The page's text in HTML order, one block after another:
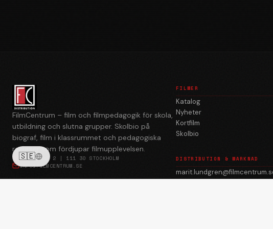
FilmCentrum – film och filmpedagogik för skola,
utbildning och slutna grupper. Skolbio på
biograf, film i klassrummet och pedagogiska
resurser som fördjupar filmupplevelsen.
BREDGRÄND 2 | 111 30 STOCKHOLM
INFO@FILMCENTRUM.SE
FILMER
Katalog
Nyheter
Kortfilm
Skolbio
DISTRIBUTION & MARKNAD
🇸🇪